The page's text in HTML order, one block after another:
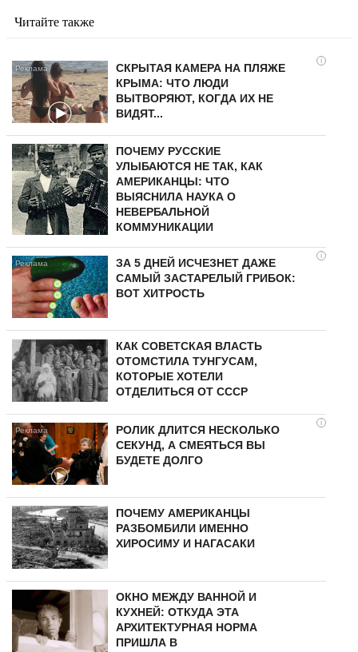
Читайте также
i
СКРЫТАЯ КАМЕРА НА ПЛЯЖЕ
КРЫМА: ЧТО ЛЮДИ
ВЫТВОРЯЮТ, КОГДА ИХ НЕ
ВИДЯТ...
ПОЧЕМУ РУССКИЕ
УЛЫБАЮТСЯ НЕ ТАК, КАК
АМЕРИКАНЦЫ: ЧТО
ВЫЯСНИЛА НАУКА О
НЕВЕРБАЛЬНОЙ
КОММУНИКАЦИИ
i
ЗА 5 ДНЕЙ ИСЧЕЗНЕТ ДАЖЕ
САМЫЙ ЗАСТАРЕЛЫЙ ГРИБОК:
ВОТ ХИТРОСТЬ
КАК СОВЕТСКАЯ ВЛАСТЬ
ОТОМСТИЛА ТУНГУCAМ,
КОТОРЫЕ ХОТЕЛИ
ОТДЕЛИТЬСЯ ОТ СССР
i
РОЛИК ДЛИТСЯ НЕСКОЛЬКО
СЕКУНД, А СМЕЯТЬСЯ ВЫ
БУДЕТЕ ДОЛГО
ПОЧЕМУ АМЕРИКАНЦЫ
РАЗБОМБИЛИ ИМЕННО
ХИРОСИМУ И НАГАСАКИ
ОКНО МЕЖДУ ВАННОЙ И
КУХНЕЙ: ОТКУДА ЭТА
АРХИТЕКТУРНАЯ НОРМА
ПРИШЛА В